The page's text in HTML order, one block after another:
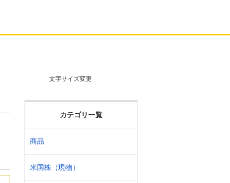
文字サイズ変更
カテゴリ一覧
商品
米国株（現物）